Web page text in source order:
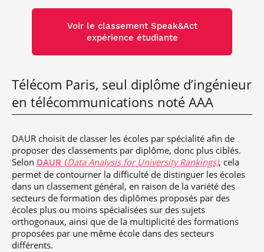
Voir le classement Speak&Act
expérience étudiante
Télécom Paris, seul diplôme d’ingénieur
en télécommunications noté AAA
DAUR choisit de classer les écoles par spécialité afin de
proposer des classements par diplôme, donc plus ciblés.
Selon DAUR (Data Analysis for University Rankings), cela
permet de contourner la difficulté de distinguer les écoles
dans un classement général, en raison de la variété des
secteurs de formation des diplômes proposés par des
écoles plus ou moins spécialisées sur des sujets
orthogonaux, ainsi que de la multiplicité des formations
proposées par une même école dans des secteurs
différents.